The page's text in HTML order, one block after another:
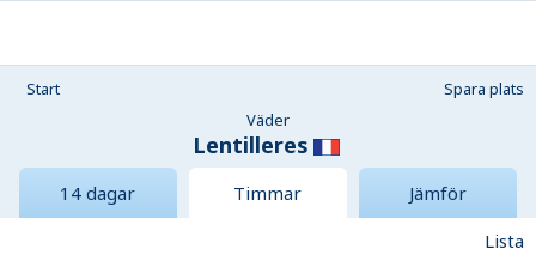
Start
Spara plats
Väder
Lentilleres
14 dagar Timmar
Jämför
Lista